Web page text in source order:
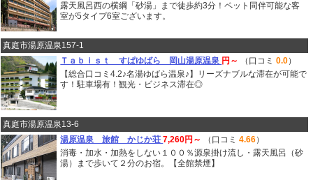
露天風呂西の横綱「砂湯」まで徒歩約3分！ペット同伴可能な客
室が5タイプ6室ございます。
真庭市湯原温泉157-1
Ｔａｂｉｓｔ すぱゆばら 岡山湯原温泉 円～ （口コミ0.0）
【総合口コミ4.2♪名湯ゆばら温泉♪】リーズナブルな滞在が可能で
す！駐車場有！観光・ビジネス滞在◎
真庭市湯原温泉13-6
湯原温泉 旅館 かじか荘7,260円～ （口コミ4.66）
消毒・加水・加熱をしない１００％源泉掛け流し・露天風呂（砂
湯）まで歩いて２分のお宿。【全館禁煙】